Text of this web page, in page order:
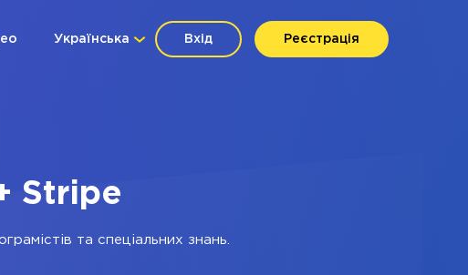
Вхід Реєстрація
Українська
Stripe
та спеціальних знань.